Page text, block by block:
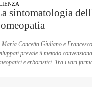
sintomatologia
Maria Concetta Giuliano e
prevale il metodo
e erboristici. Tra i vari